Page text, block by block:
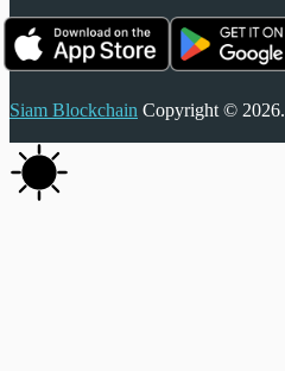
Siam Blockchain Copyright © 2026.